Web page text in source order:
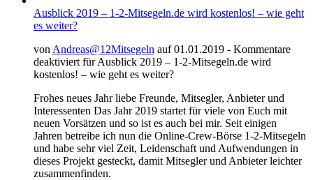
Ausblick 2019 – 1-2-Mitsegeln.de wird kostenlos! – wie geht
es weiter?
von Andreas@12Mitsegeln auf 01.01.2019 - Kommentare
deaktiviert für Ausblick 2019 – 1-2-Mitsegeln.de wird
kostenlos! – wie geht es weiter?
Frohes neues Jahr liebe Freunde, Mitsegler, Anbieter und
Interessenten Das Jahr 2019 startet für viele von Euch mit
neuen Vorsätzen und so ist es auch bei mir. Seit einigen
Jahren betreibe ich nun die Online-Crew-Börse 1-2-Mitsegeln
und habe sehr viel Zeit, Leidenschaft und Aufwendungen in
dieses Projekt gesteckt, damit Mitsegler und Anbieter leichter
zusammenfinden.